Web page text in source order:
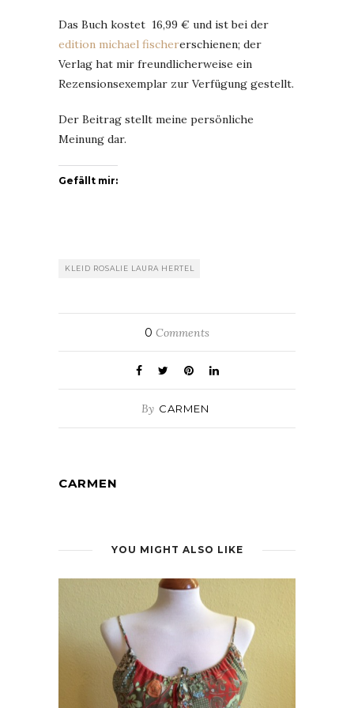
Das Buch kostet 16,99 € und ist bei der
edition michael fischererschienen; der
Verlag hat mir freundlicherweise ein
Rezensionsexemplar zur Verfügung gestellt.
Der Beitrag stellt meine persönliche
Meinung dar.
Gefällt mir:
KLEID ROSALIE LAURA HERTEL
0 Comments
By CARMEN
CARMEN
YOU MIGHT ALSO LIKE